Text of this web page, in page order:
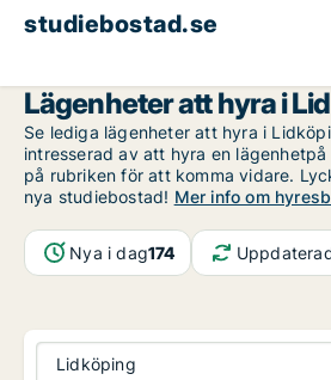
studiebostad.se
Lägenheter att hyra i
Se lediga lägenheter att hyra i
intresserad av att hyra en
på rubriken för att komma vidare.
nya studiebostad! Mer info om
Nya i dag174
Lidköping